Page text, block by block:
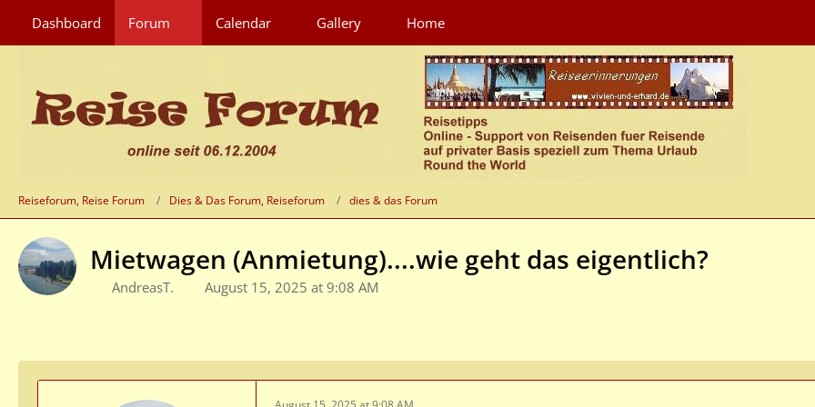
Dashboard Forum Calendar Gallery Home
Reiseforum, Reise Forum Dies & Das Forum, Reiseforum dies & das Forum
Mietwagen (Anmietung)....wie geht das eigentlich?
AndreasT. August 15, 2025 at 9:08 AM